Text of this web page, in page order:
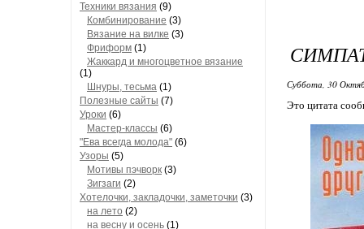
Техники вязания (9)
Комбинирование (3)
Вязание на вилке (3)
Фриформ (1)
Жаккард и многоцветное вязание
(1)
Шнуры, тесьма (1)
Полезные сайты (7)
Уроки (6)
Мастер-классы (6)
"Ева всегда молода" (6)
Узоры (5)
Мотивы пэчворк (3)
Зигзаги (2)
Хотелочки, закладочки, заметочки (3)
на лето (2)
на весну и осень (1)
Суббота, 30
Это цитата